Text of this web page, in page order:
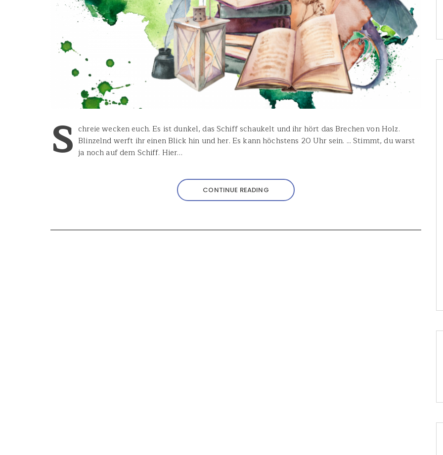
S chreie wecken euch. Es ist dunkel, das Schiff schaukelt und ihr hört das Brechen von Holz.
Blinzelnd werft ihr einen Blick hin und her. Es kann höchstens 20 Uhr sein. ... Stimmt, du warst
ja noch auf dem Schiff. Hier…
CONTINUE READING